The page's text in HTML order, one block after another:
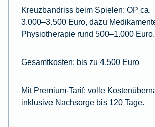
Kreuzbandriss beim Spielen: OP ca.
3.000–3.500 Euro, dazu
Physiotherapie rund 500–1.000 Euro.
Gesamtkosten: bis zu 4.500 Euro
Mit Premium-Tarif: volle
inklusive Nachsorge bis 120 Tage.